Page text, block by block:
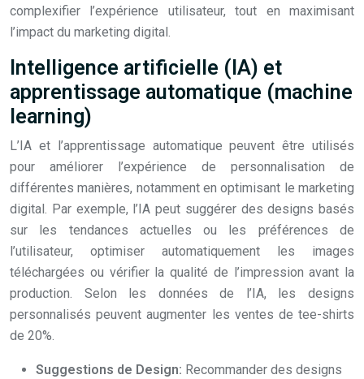
complexifier l’expérience utilisateur, tout en maximisant
l’impact du marketing digital.
Intelligence artificielle (IA) et
apprentissage automatique (machine
learning)
L’IA et l’apprentissage automatique peuvent être utilisés
pour améliorer l’expérience de personnalisation de
différentes manières, notamment en optimisant le marketing
digital. Par exemple, l’IA peut suggérer des designs basés
sur les tendances actuelles ou les préférences de
l’utilisateur, optimiser automatiquement les images
téléchargées ou vérifier la qualité de l’impression avant la
production. Selon les données de l’IA, les designs
personnalisés peuvent augmenter les ventes de tee-shirts
de 20%.
Suggestions de Design: Recommander des designs